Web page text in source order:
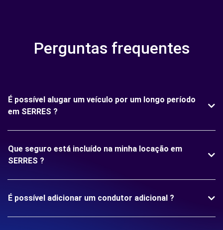
Perguntas frequentes
É possível alugar um veículo por um longo período
em SERRES ?
Que seguro está incluído na minha locação em
SERRES ?
É possível adicionar um condutor adicional ?